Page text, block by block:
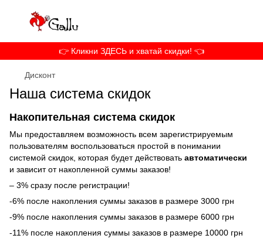
👉 Кликни ЗДЕСЬ и хватай скидки! 👈
Дисконт
Наша система скидок
Накопительная система скидок
Мы предоставляем возможность всем зарегистрируемым
пользователям воспользоваться простой в понимании
системой скидок, которая будет действовать автоматически
и зависит от накопленной суммы заказов!
– 3% сразу после регистрации!
-6% после накопления суммы заказов в размере 3000 грн
-9% после накопления суммы заказов в размере 6000 грн
-11% после накопления суммы заказов в размере 10000 грн